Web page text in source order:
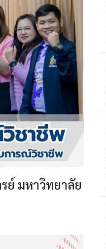
ย์ มหาวิทยาลัย